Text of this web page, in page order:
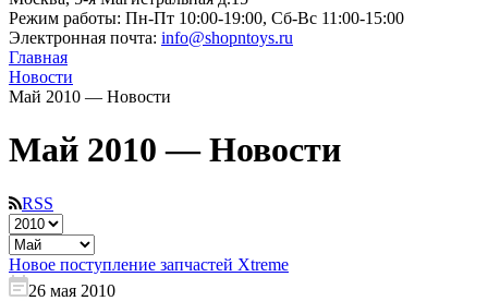
Режим работы: Пн-Пт 10:00-19:00, Сб-Вс 11:00-15:00
Электронная почта: info@shopntoys.ru
Главная
Новости
Май 2010 — Новости
Май 2010 — Новости
RSS
Новое поступление запчастей Xtreme
26 мая 2010